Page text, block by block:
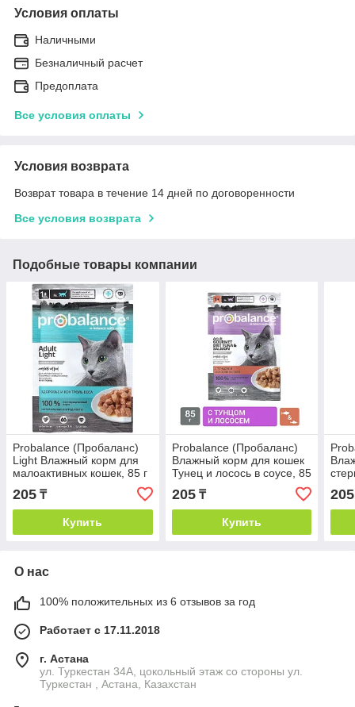
Условия оплаты
Наличными
Безналичный расчет
Предоплата
Все условия оплаты
Условия возврата
Возврат товара в течение 14 дней по договоренности
Все условия возврата
Подобные товары компании
Probalance (Пробаланс)
Light Влажный корм для
малоактивных кошек, 85 г
205 ₸
Купить
Probalance (Пробаланс)
Влажный корм для кошек
Тунец и лосось в соусе, 85
205₸
Купить
205
О нас
100% положительных из 6 отзывов за год
Работает с 17.11.2018
г. Астана
ул. Туркестан 34А, цокольный этаж со стороны ул.
Туркестан , Астана, Казахстан